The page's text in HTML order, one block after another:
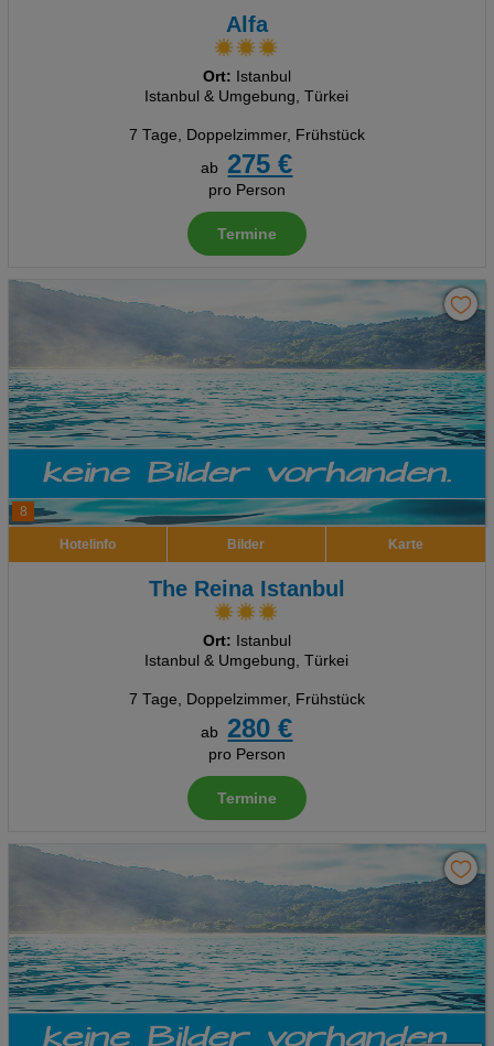
Alfa
Ort: Istanbul
Istanbul & Umgebung, Türkei
7 Tage, Doppelzimmer, Frühstück
ab
275 €
pro Person
Termine
8
Hotelinfo Bilder Karte
The Reina Istanbul
Ort: Istanbul
Istanbul & Umgebung, Türkei
7 Tage, Doppelzimmer, Frühstück
ab
280 €
pro Person
Termine